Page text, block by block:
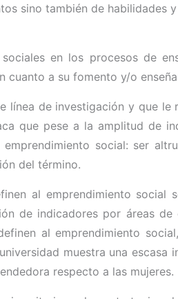
sino también de habilidades
en los procesos de
cuanto a su fomento y/o
línea de investigación y que le
que pese a la amplitud de
social: ser
del término.
al emprendimiento social
de indicadores por áreas de
al emprendimiento
muestra una escasa
respecto a las mujeres.